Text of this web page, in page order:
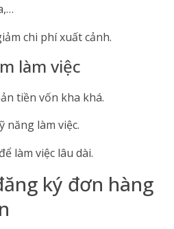
chi phí xuất cảnh.
làm việc
tiền vốn kha khá.
năng làm việc.
làm việc lâu dài.
ký đơn hàng